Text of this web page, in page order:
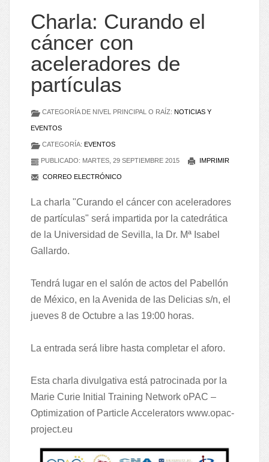
Charla: Curando el
cáncer con
aceleradores de
partículas
CATEGORÍA DE NIVEL PRINCIPAL O RAÍZ: NOTICIAS Y
EVENTOS
CATEGORÍA: EVENTOS
PUBLICADO: MARTES, 29 SEPTIEMBRE 2015 IMPRIMIR
CORREO ELECTRÓNICO
La charla "Curando el cáncer con aceleradores
de partículas" será impartida por la catedrática
de la Universidad de Sevilla, la Dr. Mª Isabel
Gallardo.
Tendrá lugar en el salón de actos del Pabellón
de México, en la Avenida de las Delicias s/n, el
jueves 8 de Octubre a las 19:00 horas.
La entrada será libre hasta completar el aforo.
Esta charla divulgativa está patrocinada por la
Marie Curie Initial Training Network oPAC –
Optimization of Particle Accelerators www.opac‐
project.eu